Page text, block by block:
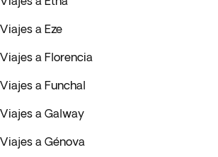
Viajes a Eze
Viajes a Florencia
Viajes a Funchal
Viajes a Galway
Viajes a Génova